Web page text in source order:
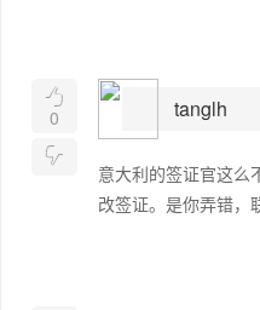

0

tanglh
意大利的签证官这么
改签证。是你弄错，